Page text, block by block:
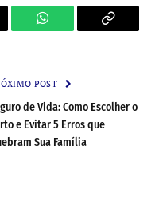
WhatsApp Copy
POST
de Vida: Como Escolher o
e Evitar 5 Erros que
Sua Família